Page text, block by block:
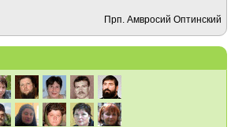
Прп. Амвросий Оптинский